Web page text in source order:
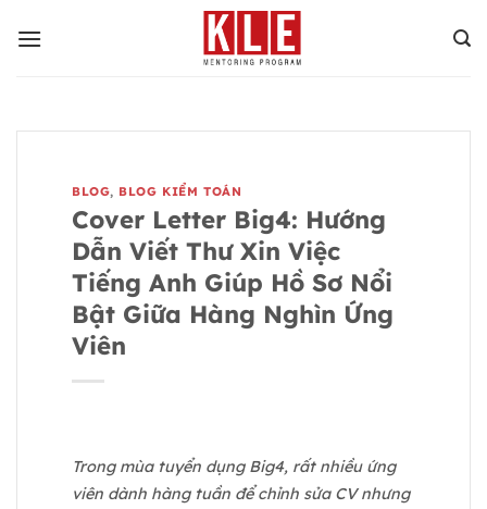
qua
BLOG, BLOG KIỂM TOÁN
Cover Letter Big4: Hướng
Dẫn Viết Thư Xin Việc
Tiếng Anh Giúp Hồ Sơ Nổi
Bật Giữa Hàng Nghìn Ứng
Viên
Trong mùa tuyển dụng Big4, rất nhiều ứng
viên dành hàng tuần để chỉnh sửa CV nhưng